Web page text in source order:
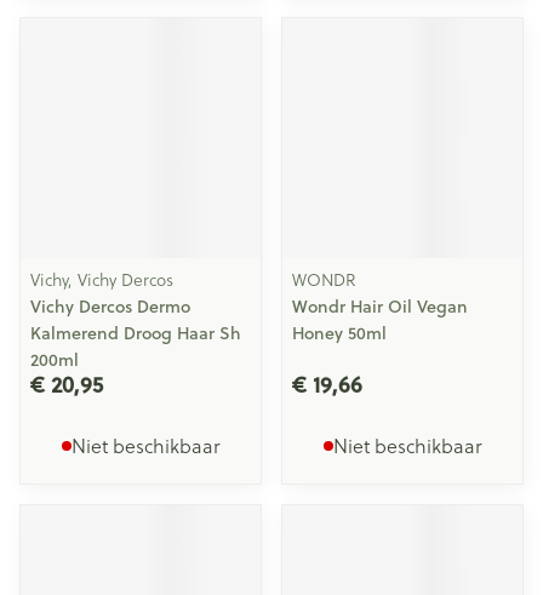
Vichy, Vichy Dercos
Vichy Dercos Dermo
Kalmerend Droog Haar Sh
200ml
€ 20,95
Niet beschikbaar
WONDR
Wondr Hair Oil Vegan
Honey 50ml
€ 19,66
Niet beschikbaar